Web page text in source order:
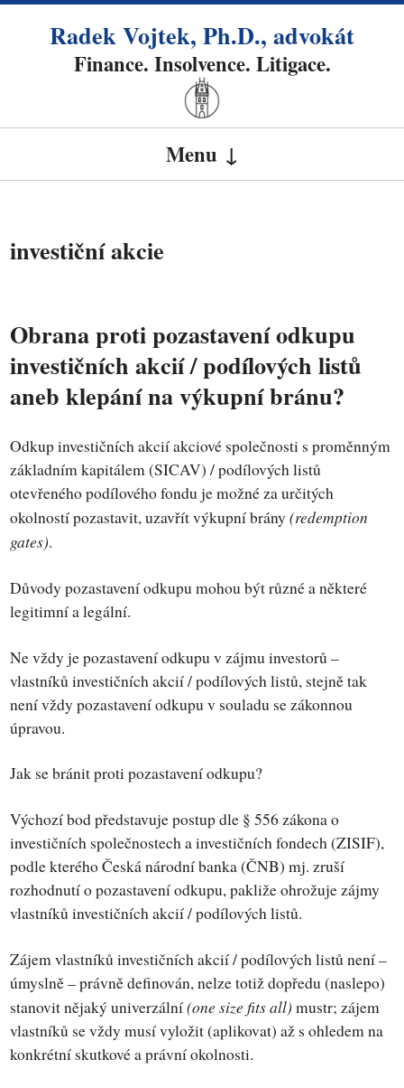
Radek Vojtek, Ph.D., advokát
Finance. Insolvence. Litigace.
Menu
investiční akcie
Obrana proti pozastavení odkupu
investičních akcií / podílových listů
aneb klepání na výkupní bránu?
Odkup investičních akcií akciové společnosti s proměnným
základním kapitálem (SICAV) / podílových listů
otevřeného podílového fondu je možné za určitých
okolností pozastavit, uzavřít výkupní brány(redemption
gates).
Důvody pozastavení odkupu mohou být různé a některé
legitimní a legální.
Ne vždy je pozastavení odkupu v zájmu investorů –
vlastníků investičních akcií / podílových listů, stejně tak
není vždy pozastavení odkupu v souladu se zákonnou
úpravou.
Jak se bránit proti pozastavení odkupu?
Výchozí bod představuje postup dle § 556 zákona o
investičních společnostech a investičních fondech (ZISIF),
podle kterého Česká národní banka (ČNB) mj. zruší
rozhodnutí o pozastavení odkupu, pakliže ohrožuje zájmy
vlastníků investičních akcií / podílových listů.
Zájem vlastníků investičních akcií / podílových listů není –
úmyslně – právně definován, nelze totiž dopředu (naslepo)
stanovit nějaký univerzální(one size fits all) mustr; zájem
vlastníků se vždy musí vyložit (aplikovat) až s ohledem na
konkrétní skutkové a právní okolnosti.